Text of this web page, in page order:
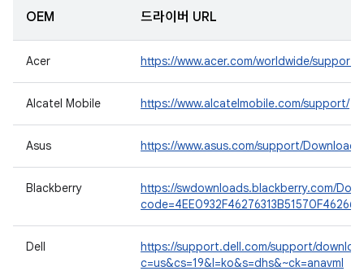
OEM 드라이버 URL
Acer https://www.acer.com/worldwide/support/
Alcatel Mobile https://www.alcatelmobile.com/support/
Asus https://www.asus.com/support/
Blackberry
https://swdownloads.blackberry.com/
Dell
https://support.dell.com/support/
c=us&cs=19&l=ko&s=dhs&~ck=anavml